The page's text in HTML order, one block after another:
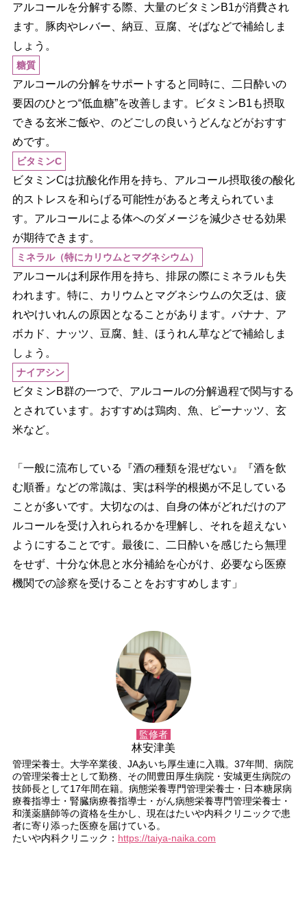
アルコールを分解する際、大量のビタミンB1が消費され
ます。豚肉やレバー、納豆、豆腐、そばなどで補給しま
しょう。
糖質
アルコールの分解をサポートすると同時に、二日酔いの
要因のひとつ“低血糖”を改善します。ビタミンB1も摂取
できる玄米ご飯や、のどごしの良いうどんなどがおすす
めです。
ビタミンC
ビタミンCは抗酸化作用を持ち、アルコール摂取後の酸化
的ストレスを和らげる可能性があると考えられていま
す。アルコールによる体へのダメージを減少させる効果
が期待できます。
ミネラル（特にカリウムとマグネシウム）
アルコールは利尿作用を持ち、排尿の際にミネラルも失
われます。特に、カリウムとマグネシウムの欠乏は、疲
れやけいれんの原因となることがあります。バナナ、ア
ボカド、ナッツ、豆腐、鮭、ほうれん草などで補給しま
しょう。
ナイアシン
ビタミンB群の一つで、アルコールの分解過程で関与する
とされています。おすすめは鶏肉、魚、ピーナッツ、玄
米など。
「一般に流布している『酒の種類を混ぜない』『酒を飲
む順番』などの常識は、実は科学的根拠が不足している
ことが多いです。大切なのは、自身の体がどれだけのア
ルコールを受け入れられるかを理解し、それを超えない
ようにすることです。最後に、二日酔いを感じたら無理
をせず、十分な休息と水分補給を心がけ、必要なら医療
機関での診察を受けることをおすすめします」
監修者
林安津美
管理栄養士。大学卒業後、JAあいち厚生連に入職。37年間、病院
の管理栄養士として勤務、その間豊田厚生病院・安城更生病院の
技師長として17年間在籍。病態栄養専門管理栄養士・日本糖尿病
療養指導士・腎臓病療養指導士・がん病態栄養専門管理栄養士・
和漢薬膳師等の資格を生かし、現在はたいや内科クリニックで患
者に寄り添った医療を届けている。
たいや内科クリニック： https://taiya-naika.com